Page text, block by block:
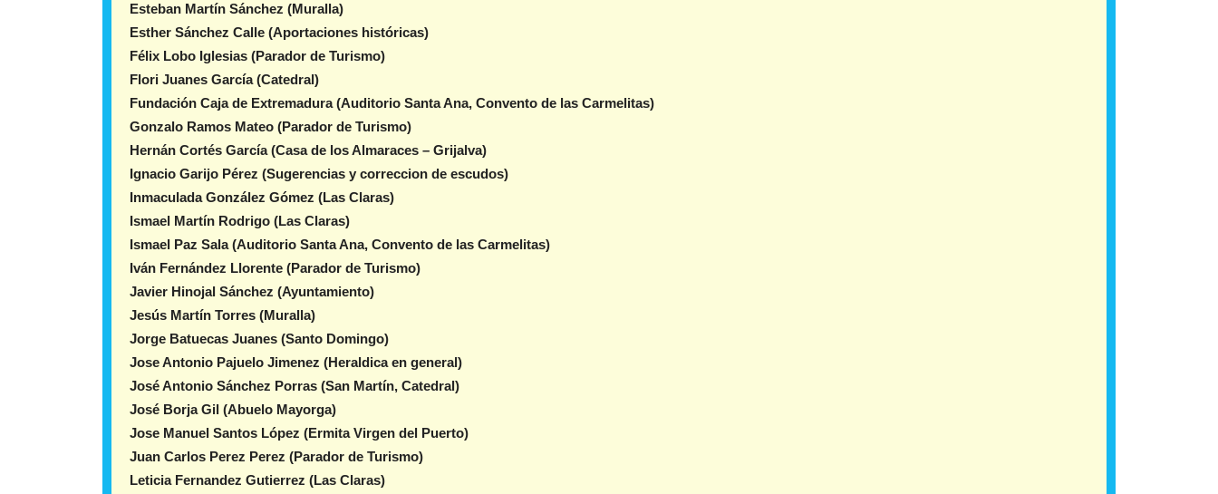
Esteban Martín Sánchez (Muralla)
Esther Sánchez Calle (Aportaciones históricas)
Félix Lobo Iglesias (Parador de Turismo)
Flori Juanes García (Catedral)
Fundación Caja de Extremadura (Auditorio Santa Ana, Convento de las Carmelitas)
Gonzalo Ramos Mateo (Parador de Turismo)
Hernán Cortés García (Casa de los Almaraces – Grijalva)
Ignacio Garijo Pérez (Sugerencias y correccion de escudos)
Inmaculada González Gómez (Las Claras)
Ismael Martín Rodrigo (Las Claras)
Ismael Paz Sala (Auditorio Santa Ana, Convento de las Carmelitas)
Iván Fernández Llorente (Parador de Turismo)
Javier Hinojal Sánchez (Ayuntamiento)
Jesús Martín Torres (Muralla)
Jorge Batuecas Juanes (Santo Domingo)
Jose Antonio Pajuelo Jimenez (Heraldica en general)
José Antonio Sánchez Porras (San Martín, Catedral)
José Borja Gil (Abuelo Mayorga)
Jose Manuel Santos López (Ermita Virgen del Puerto)
Juan Carlos Perez Perez (Parador de Turismo)
Leticia Fernandez Gutierrez (Las Claras)